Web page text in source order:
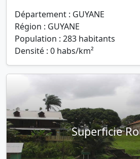
Département : GUYANE
Région : GUYANE
Population : 283 habitants
Densité : 0 habs/km²
Superficie